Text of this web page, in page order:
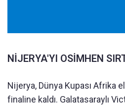
NİJERYA'YI OSİMHEN
Nijerya, Dünya Kupası Afrika
finaline kaldı. Galatasaraylı